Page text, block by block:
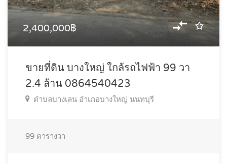
2,400,000฿
ขายที่ดิน บางใหญ่ ใกล้รถไฟฟ้า 99 วา
2.4 ล้าน 0864540423
ตำบลบางเลน อำเภอบางใหญ่ นนทบุรี
99 ตารางวา